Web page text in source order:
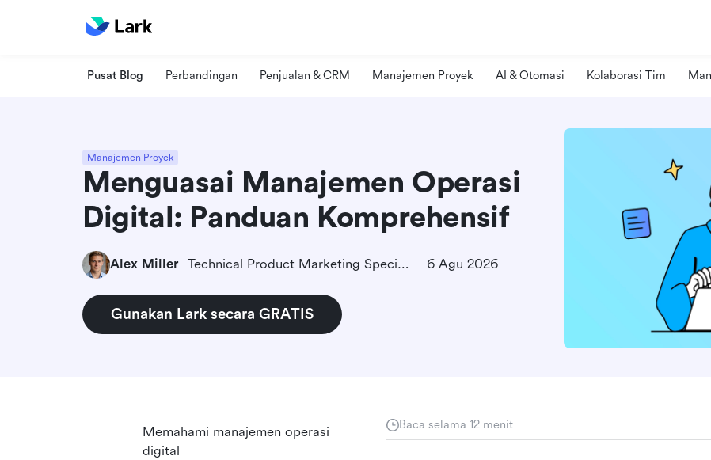
Pusat Blog Perbandingan Penjualan & CRM Manajemen Proyek AI & Otomasi Kolaborasi Tim
Manajemen Proyek
Menguasai Manajemen Operasi
Digital: Panduan Komprehensif
Alex Miller Technical Product Marketing Specialist 6 Agu 2026
Gunakan Lark secara GRATIS
Baca selama 12 menit
Memahami manajemen operasi
digital